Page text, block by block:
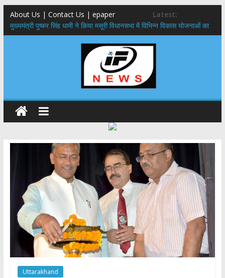
About Us | Contact Us | epaper
Latest:
मुख्यमंत्री पुष्कर सिंह धामी ने किया मसूरी विधानसभा में विभिन्न विकास योजनाओं का
लोकार्पण – शिलान्यास
एमडीडीए बोर्ड बैठक, देहरादून और मसूरी के विकास के लिए 25 बड़े प्रस्तावों को मिली
बुजुर्ग-दिव्यांगों के घर जाएंगे बीएलओ, करेंगे नोटिसों का निस्तारण
​देहरादून में 11 अगस्त को लगेगा एक दिवसीय रोजगार मेला, 559 पदों पर होगी भर्ती
पुष्पवर्षा और चरण प्रक्षालन के साथ देवभूमि ने किया शिवभक्त कांवड़ियों का
अभिनंदन,मुख्यमंत्री ने स्वास्थ्य सेवा शिविर का किया शुभारंभ, श्रद्धालुओं को अपने
हाथों से परोसा भोजन
Uttarakhand